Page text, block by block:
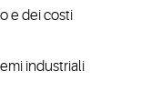
e dei costi
industriali